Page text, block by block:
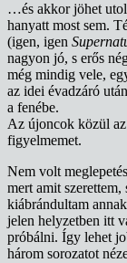
…és akkor jöhet
hanyatt most sem.
(igen, igen
nagyon jó, s erős
még mindig vele,
az idei évadzáró
a fenébe.
Az újoncok közül az
figyelmemet.
Nem volt
mert amit
kiábrándultam
jelen helyzetben itt
próbálni. Így lehet
három sorozatot